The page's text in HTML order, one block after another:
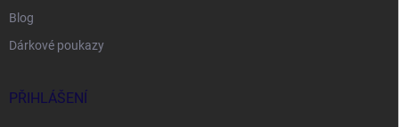
Blog
Dárkové poukazy
PŘIHLÁŠENÍ